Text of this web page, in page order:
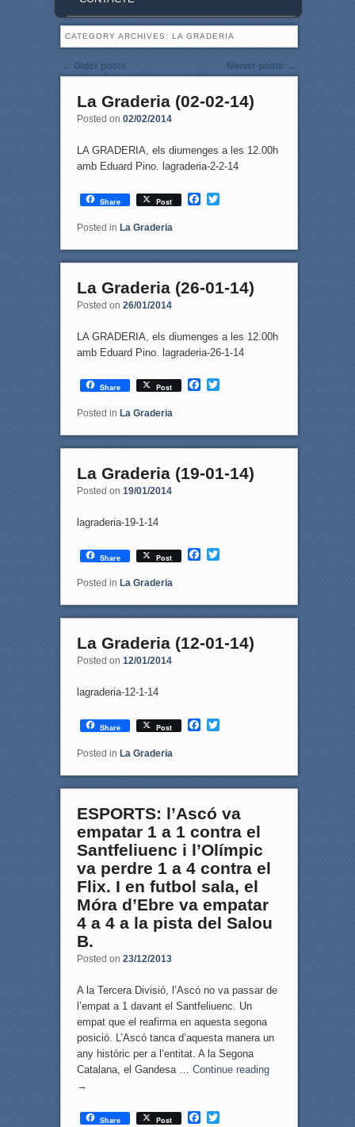
CATEGORY ARCHIVES: LA GRADERIA
Post navigation
← Older posts Newer posts →
La Graderia (02-02-14)
Posted on 02/02/2014
LA GRADERIA, els diumenges a les 12.00h
amb Eduard Pino. lagraderia-2-2-14
Share Post
F
b
o
k
T
t
e
Posted in La Graderia
La Graderia (26-01-14)
Posted on 26/01/2014
LA GRADERIA, els diumenges a les 12.00h
amb Eduard Pino. lagraderia-26-1-14
Share Post
F
b
o
k
T
t
e
Posted in La Graderia
La Graderia (19-01-14)
Posted on 19/01/2014
lagraderia-19-1-14
Share Post
F
b
o
k
T
t
e
Posted in La Graderia
La Graderia (12-01-14)
Posted on 12/01/2014
lagraderia-12-1-14
Share Post
F
b
o
k
T
t
e
Posted in La Graderia
ESPORTS: l’Ascó va
empatar 1 a 1 contra el
Santfeliuenc i l’Olímpic
va perdre 1 a 4 contra el
Flix. I en futbol sala, el
Móra d’Ebre va empatar
4 a 4 a la pista del Salou
B.
Posted on 23/12/2013
A la Tercera Divisió, l’Ascó no va passar de
l’empat a 1 davant el Santfeliuenc. Un
empat que el reafirma en aquesta segona
posició. L’Ascó tanca d’aquesta manera un
any històric per a l’entitat. A la Segona
Catalana, el Gandesa … Continue reading
→
Share Post
F
T